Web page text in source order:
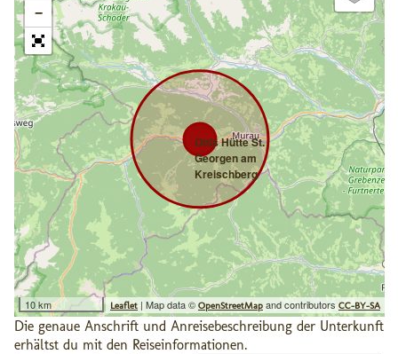
Ottls Hütte St.
Georgen am
Kreischberg
−
10 km Leaflet | Map data © OpenStreetMap and contributors CC-BY-SA
Die genaue Anschrift und Anreisebeschreibung der Unterkunft
erhältst du mit den Reiseinformationen.